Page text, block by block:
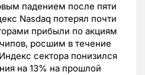
падением после пяти
Nasdaq потерял почти
прибыли по акциям
росшим в течение
сектора понизился
на 13% на прошлой